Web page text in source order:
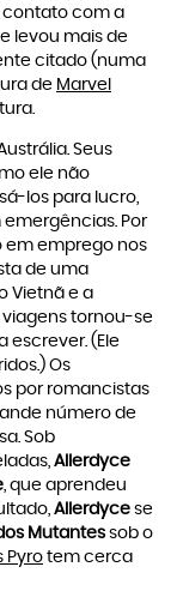
contato com a
levou mais de
citado (numa
de Marvel
Seus
ele não
los para lucro,
Por
em emprego nos
de uma
Vietnã e a
viagens tornou-se
escrever. (Ele
Os
por romancistas
número de
Sob
Allerdyce
, que aprendeu
Allerdyce se
Mutantes sob o
Pyro tem cerca